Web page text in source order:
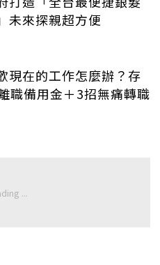
未來探親超方便
現在的工作怎麼辦？存
職備用金＋3招無痛轉職